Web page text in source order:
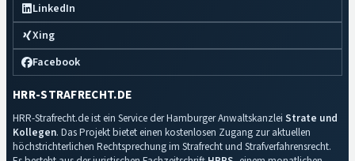
LinkedIn
Xing
Facebook
HRR-STRAFRECHT.DE
HRR-Strafrecht.de ist ein Service der Hamburger Anwaltskanzlei Strate und
Kollegen. Das Projekt bietet einen kostenlosen Zugang zur aktuellen
höchstrichterlichen Rechtsprechung im Strafrecht und Strafverfahrensrecht.